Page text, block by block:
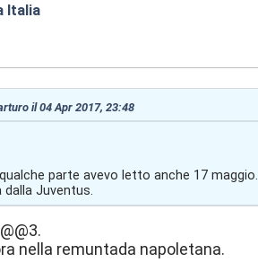
Italia
il 04 Apr 2017, 23:48
parte avevo letto anche 17 maggio.
dalla Juventus.
nella remuntada napoletana.